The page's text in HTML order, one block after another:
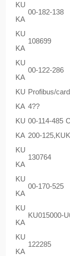
KU
KA
00-182-138
KU
KA
108699
KU
KA
00-122-286
KU
KA
Profibus/
4??
KU
KA
00-114-485
200-
KU
KA
130764
KU
KA
00-170-525
KU
KA
KU015000-
KU
KA
122285